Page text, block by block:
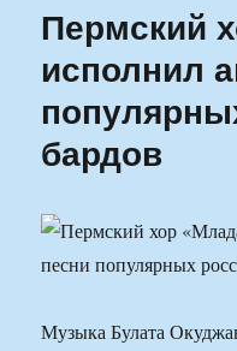
Пермский
исполнил
бардов
Музыка Булата